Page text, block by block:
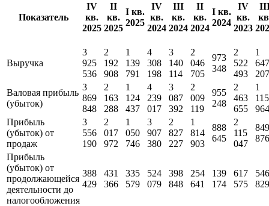
Показатель
IV
кв.
2025
II
кв.
2025
I кв.
2025
IV
кв.
2024
III
кв.
2024
II
кв.
2024
I кв.
2024
IV
кв.
2023
Выручка
3
925
536
2
192
908
1
139
791
4
308
198
3
140
114
2
046
705
973
348
2
522
493
1
647
207
Валовая прибыль
(убыток)
3
869
848
2
163
288
1
124
437
4
239
017
3
087
392
2
009
119
955
248
2
463
655
1
115
964
Прибыль
(убыток) от
продаж
3
556
190
2
017
972
1
050
746
3
907
380
2
827
227
1
814
903
888
645
2
115
047
849
876
Прибыль
(убыток) от
продолжающейся
деятельности до
налогообложения
388
429
431
366
335
579
524
079
398
848
254
641
139
174
617
575
546
829